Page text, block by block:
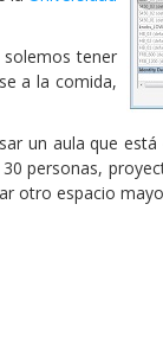
solemos tener
a la comida,
un aula que
personas,
otro espacio